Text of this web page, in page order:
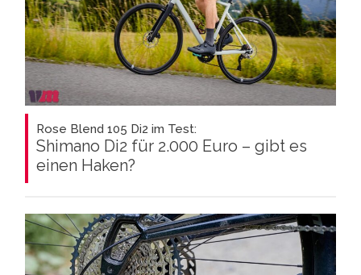
Rose Blend 105 Di2 im Test:
Shimano Di2 für 2.000 Euro – gibt es
einen Haken?